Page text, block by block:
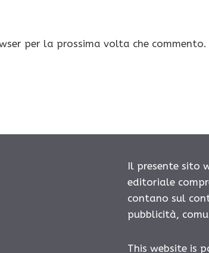
per la prossima volta che commento.
Il presente sito
editoriale
contano sul
pubblicità,
This website is